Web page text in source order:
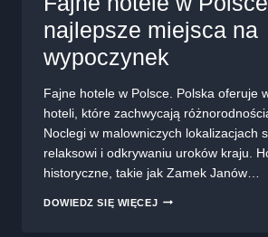
najlepsze miejsca na
wypoczynek
Fajne hotele w Polsce. Polska oferuje
hoteli, które zachwycają
Noclegi w malowniczych lokalizacjach
relaksowi i odkrywaniu uroków kraju.
historyczne, takie jak Zamek Janów…
DOWIEDZ SIĘ WIĘCEJFAJNE